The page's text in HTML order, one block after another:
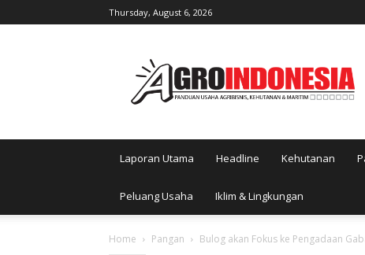
Thursday, August 6, 2026
Laporan Utama Headline Kehutanan
Peluang Usaha Iklim & Lingkungan
Home Pangan Bulog akan Fokus ke Pengadaan